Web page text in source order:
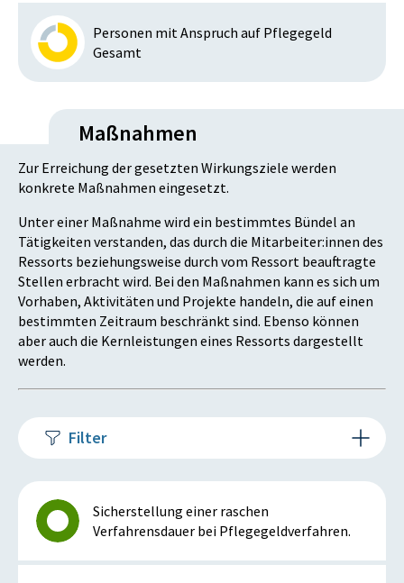
Personen mit Anspruch auf Pflegegeld
Gesamt
Maßnahmen
Zur Erreichung der gesetzten Wirkungsziele werden
konkrete Maßnahmen eingesetzt.
Unter einer Maßnahme wird ein bestimmtes Bündel an
Tätigkeiten verstanden, das durch die Mitarbeiter:innen des
Ressorts beziehungsweise durch vom Ressort beauftragte
Stellen erbracht wird. Bei den Maßnahmen kann es sich um
Vorhaben, Aktivitäten und Projekte handeln, die auf einen
bestimmten Zeitraum beschränkt sind. Ebenso können
aber auch die Kernleistungen eines Ressorts dargestellt
werden.
Filter
Sicherstellung einer raschen
Verfahrensdauer bei Pflegegeldverfahren.